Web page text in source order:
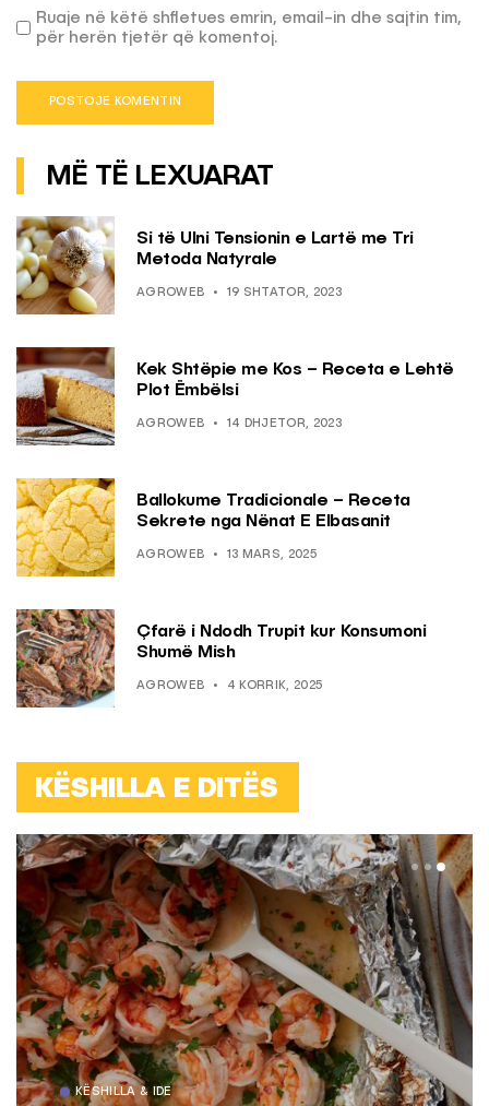
Ruaje në këtë shfletues emrin, email-in dhe sajtin tim,
për herën tjetër që komentoj.
MË TË LEXUARAT
Si të Ulni Tensionin e Lartë me Tri
Metoda Natyrale
AGROWEB 19 SHTATOR, 2023
Kek Shtëpie me Kos – Receta e Lehtë
Plot Ëmbëlsi
AGROWEB 14 DHJETOR, 2023
Ballokume Tradicionale – Receta
Sekrete nga Nënat E Elbasanit
AGROWEB 13 MARS, 2025
Çfarë i Ndodh Trupit kur Konsumoni
Shumë Mish
AGROWEB 4 KORRIK, 2025
KËSHILLA E DITËS
KËSHILLA & IDE